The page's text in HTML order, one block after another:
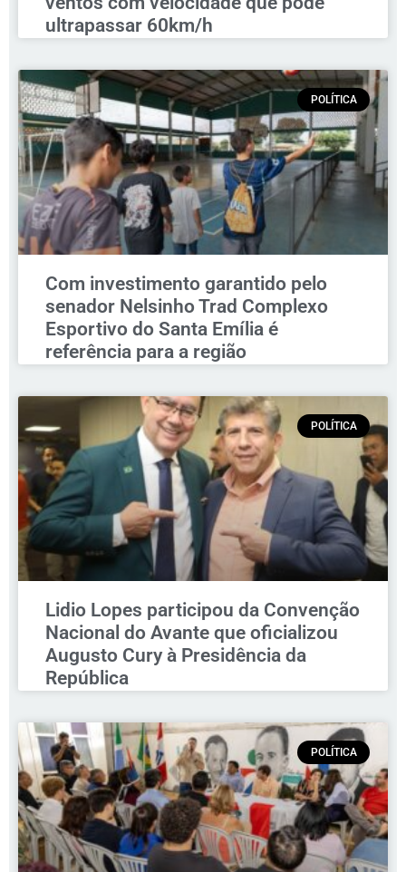
ultrapassar 60km/h
POLÍTICA
Com investimento garantido pelo
senador Nelsinho Trad Complexo
Esportivo do Santa Emília é
referência para a região
POLÍTICA
Lidio Lopes participou da Convenção
Nacional do Avante que oficializou
Augusto Cury à Presidência da
República
POLÍTICA